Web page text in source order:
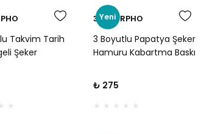
Takvim Tarih
Şeker
Gün, Nişan,
Doğum Günü
İçin
Yeni
3D MORPHO
3 Boyutlu Papatya Şeker
Hamuru Kabartma Baskı
Günü ve Çiçek Konseptli
Kurabiyeler İçin
₺ 275